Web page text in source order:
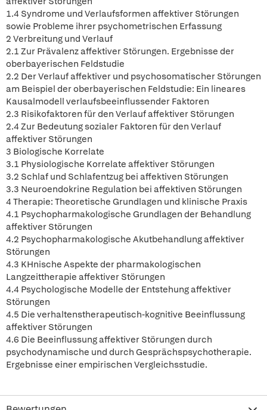
1.4 Syndrome und Verlaufsformen affektiver Störungen
sowie Probleme ihrer psychometrischen Erfassung
2 Verbreitung und Verlauf
2.1 Zur Prävalenz affektiver Störungen. Ergebnisse der
oberbayerischen Feldstudie
2.2 Der Verlauf affektiver und psychosomatischer Störungen
am Beispiel der oberbayerischen Feldstudie: Ein lineares
Kausalmodell verlaufsbeeinflussender Faktoren
2.3 Risikofaktoren für den Verlauf affektiver Störungen
2.4 Zur Bedeutung sozialer Faktoren für den Verlauf
affektiver Störungen
3 Biologische Korrelate
3.1 Physiologische Korrelate affektiver Störungen
3.2 Schlaf und Schlafentzug bei affektiven Störungen
3.3 Neuroendokrine Regulation bei affektiven Störungen
4 Therapie: Theoretische Grundlagen und klinische Praxis
4.1 Psychopharmakologische Grundlagen der Behandlung
affektiver Störungen
4.2 Psychopharmakologische Akutbehandlung affektiver
Störungen
4.3 KHnische Aspekte der pharmakologischen
Langzeittherapie affektiver Störungen
4.4 Psychologische Modelle der Entstehung affektiver
Störungen
4.5 Die verhaltenstherapeutisch-kognitive Beeinflussung
affektiver Störungen
4.6 Die Beeinflussung affektiver Störungen durch
psychodynamische und durch Gesprächspsychotherapie.
Ergebnisse einer empirischen Vergleichsstudie.